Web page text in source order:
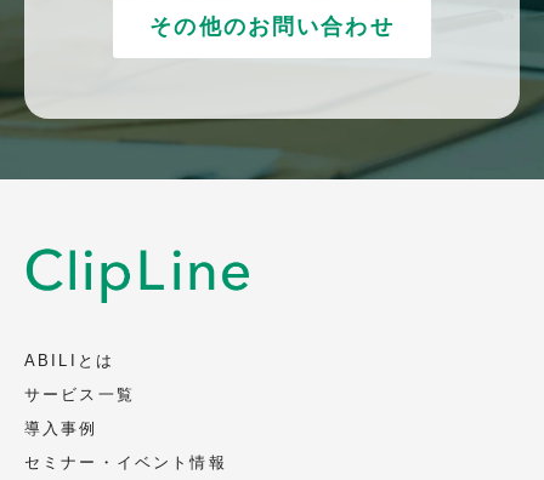
その他のお問い合わせ
ABILIとは
サービス一覧
導入事例
セミナー・イベント情報